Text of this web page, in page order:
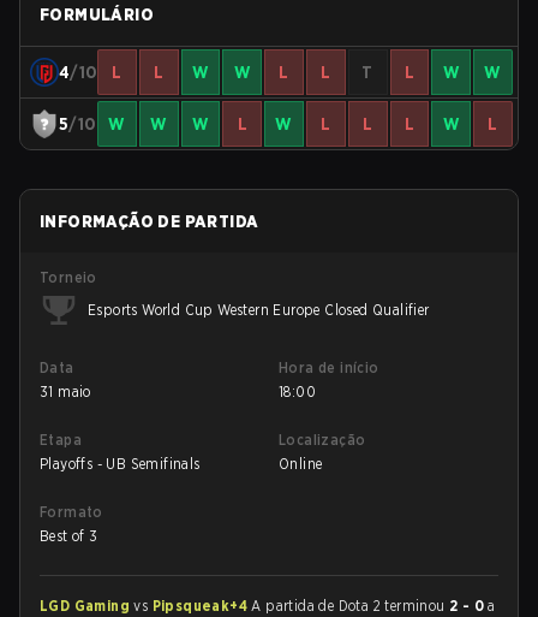
FORMULÁRIO
4/10 L L W W L L T L W W
5/10 W W W L W L L L W L
INFORMAÇÃO DE PARTIDA
Torneio
Esports World Cup Western Europe Closed Qualifier
Data
31 maio
Hora de início
18:00
Etapa
Playoffs - UB Semifinals
Localização
Online
Formato
Best of 3
LGD Gamingvs Pipsqueak+4A partida de Dota 2 terminou 2 - 0 a